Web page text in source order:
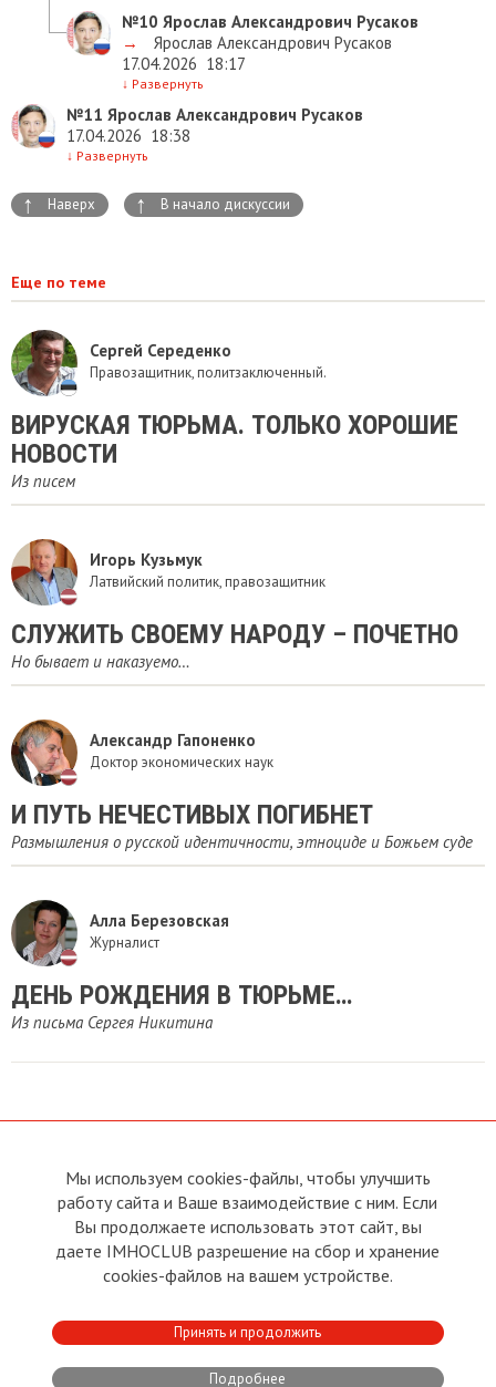
№10 Ярослав Александрович Русаков
→
Ярослав Александрович Русаков
17.04.2026 18:17
↓ Развернуть
№11 Ярослав Александрович Русаков
17.04.2026 18:38
↓ Развернуть
↑ Наверх ↑ В начало дискуссии
Еще по теме
Сергей Середенко
Правозащитник, политзаключенный.
ВИРУСКАЯ ТЮРЬМА. ТОЛЬКО ХОРОШИЕ
НОВОСТИ
Из писем
Игорь Кузьмук
Латвийский политик, правозащитник
СЛУЖИТЬ СВОЕМУ НАРОДУ – ПОЧЕТНО
Но бывает и наказуемо…
Александр Гапоненко
Доктор экономических наук
И ПУТЬ НЕЧЕСТИВЫХ ПОГИБНЕТ
Размышления о русской идентичности, этноциде и Божьем суде
Алла Березовская
Журналист
ДЕНЬ РОЖДЕНИЯ В ТЮРЬМЕ…
Из письма Сергея Никитина
О сайте
Условия пользования
Политика конфиденциальности
Прямая связь с
Председателем
Прямая связь c членами клуба
Реклама
Контакты
Club
Мы используем cookies-файлы, чтобы улучшить
работу сайта и Ваше взаимодействие с ним. Если
Вы продолжаете использовать этот сайт, вы
даете IMHOCLUB разрешение на сбор и хранение
cookies-файлов на вашем устройстве.
Принять и продолжить
Подробнее